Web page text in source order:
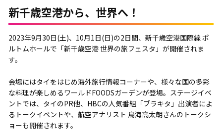
新千歳空港から、世界へ！
2023年9月30日(土)、10月1日(日)の2日間、新千歳空港国際線 ポ
ルトムホールで「新千歳空港 世界の旅フェスタ」が開催されま
す。
会場にはタイをはじめ海外旅行情報コーナーや、様々な国の多彩
な料理が楽しめるワールドFOODSガーデンが登場。ステージイベ
ントでは、タイのPR他、HBCの人気番組「ブラキタ」出演者によ
るトークイベントや、航空アナリスト 鳥海高太朗さんのトークシ
ョーも開催されます。